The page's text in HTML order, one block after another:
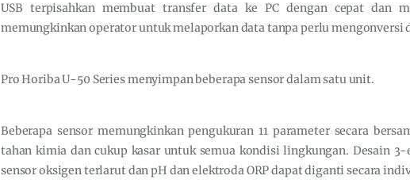
USB terpisahkan membuat transfer data ke PC dengan cepat dan
memungkinkan operator untuk melaporkan data tanpa perlu mengonversi
Pro Horiba U-50 Series menyimpan beberapa sensor dalam satu unit.
Beberapa sensor memungkinkan pengukuran 11 parameter secara
tahan kimia dan cukup kasar untuk semua kondisi lingkungan. Desain
sensor oksigen terlarut dan pH dan elektroda ORP dapat diganti secara